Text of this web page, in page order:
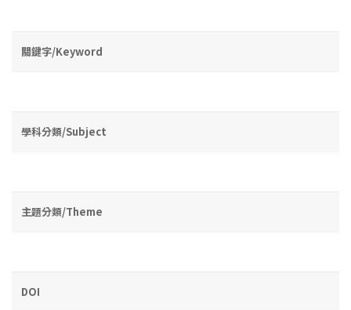
關鍵字/Keyword
學科分類/Subject
主題分類/Theme
DOI